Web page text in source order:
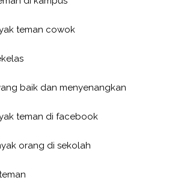
teman cowok
baik dan menyenangkan
teman di facebook
orang di sekolah